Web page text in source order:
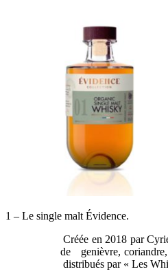
1 – Le single malt Évidence.
Créée en 2018 par
de genièvre,
distribués par « Les